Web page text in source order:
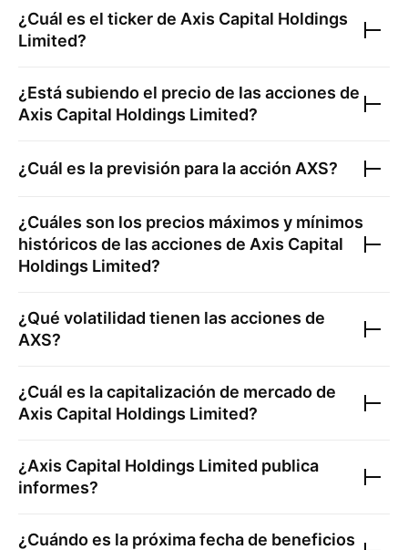
¿Cuál es el ticker de Axis Capital Holdings
Limited?
¿Está subiendo el precio de las acciones de
Axis Capital Holdings Limited?
¿Cuál es la previsión para la acción AXS?
¿Cuáles son los precios máximos y mínimos
históricos de las acciones de Axis Capital
Holdings Limited?
¿Qué volatilidad tienen las acciones de
AXS?
¿Cuál es la capitalización de mercado de
Axis Capital Holdings Limited?
¿Axis Capital Holdings Limited publica
informes?
¿Cuándo es la próxima fecha de beneficios